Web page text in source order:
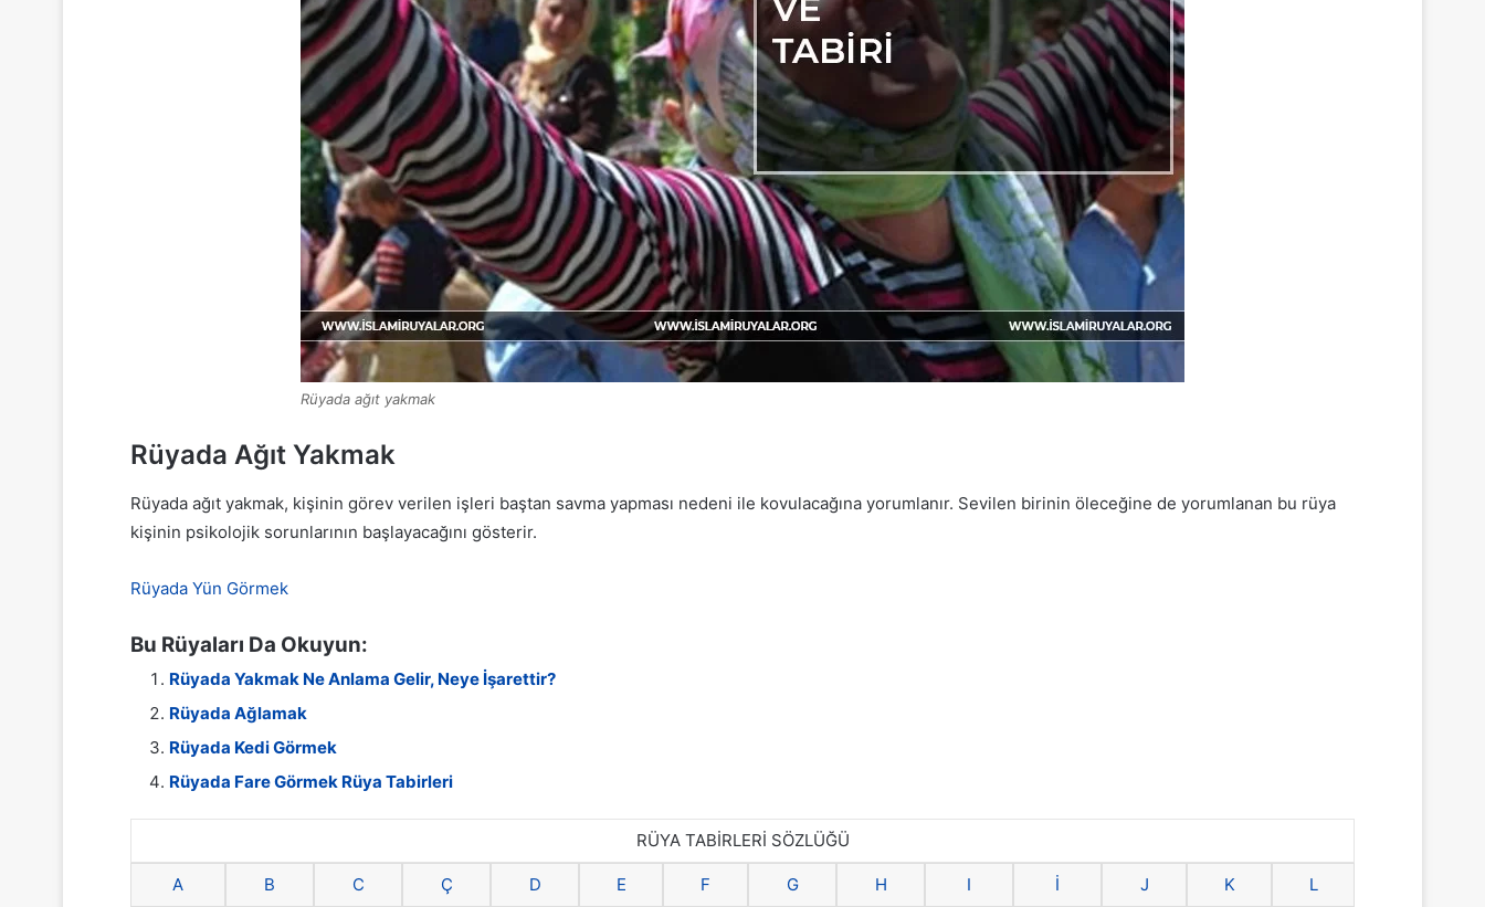
Rüyada ağıt yakmak
Rüyada Ağıt Yakmak
Rüyada ağıt yakmak, kişinin görev verilen işleri baştan savma yapması nedeni ile kovulacağına yorumlanır. Sevilen birinin öleceğine de yorumlanan bu rüya
kişinin psikolojik sorunlarının başlayacağını gösterir.
Rüyada Yün Görmek
Bu Rüyaları Da Okuyun:
Rüyada Yakmak Ne Anlama Gelir, Neye İşarettir?
Rüyada Ağlamak
Rüyada Kedi Görmek
Rüyada Fare Görmek Rüya Tabirleri
RÜYA TABİRLERİ SÖZLÜĞÜ
A B C Ç D E F G H I İ J K L